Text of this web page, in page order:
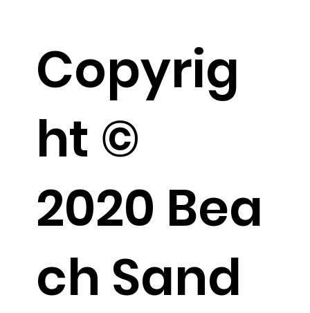
Copyrig
ht ©
2020 Bea
ch Sand